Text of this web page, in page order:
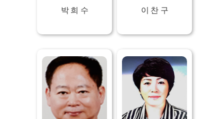
박 희 수 이 찬 구